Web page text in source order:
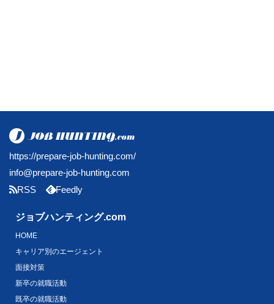
https://prepare-job-hunting.com/
info@prepare-job-hunting.com
RSS
Feedly
ジョブハンティング.com
HOME
キャリア別のエージェント
面接対策
新卒の就職活動
既卒の就職活動